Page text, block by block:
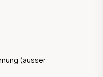
(ausser